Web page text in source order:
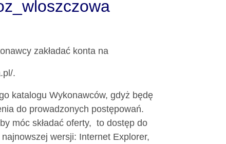
zakładać konta na
.
katalogu Wykonawców, gdyż będę
do prowadzonych postępowań.
móc składać oferty, to dostęp do
wersji: Internet Explorer,